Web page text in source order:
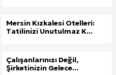
Mersin Kızkalesi Otelleri:
Tatilinizi Unutulmaz K...
Çalışanlarınızı Değil,
Şirketinizin Gelece...